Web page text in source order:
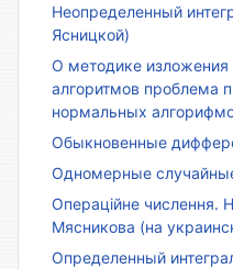
Неопределенный
Ясницкой)
О методике изложения
алгоритмов проблема
нормальных
Обыкновенные
Одномерные
Операційне числення.
Мясникова (на
Определенный